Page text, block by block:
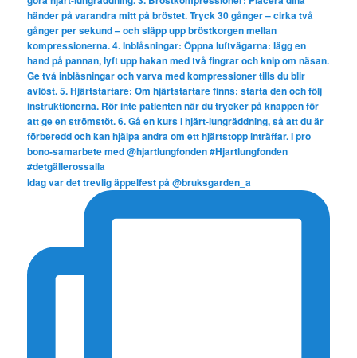
Idag var det trevlig äppelfest på @bruksgarden_a